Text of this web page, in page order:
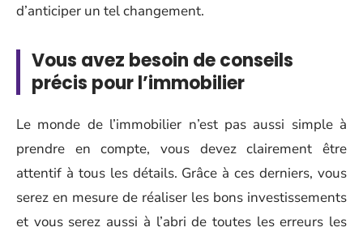
d’anticiper un tel changement.
Vous avez besoin de conseils
précis pour l’immobilier
Le monde de l’immobilier n’est pas aussi simple à
prendre en compte, vous devez clairement être
attentif à tous les détails. Grâce à ces derniers, vous
serez en mesure de réaliser les bons investissements
et vous serez aussi à l’abri de toutes les erreurs les